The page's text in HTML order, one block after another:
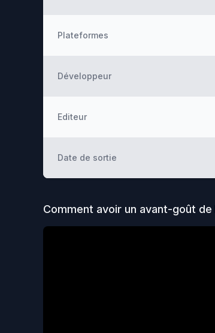
Plateformes
Développeur
Editeur
Date de sortie
Comment avoir un avant-goût de